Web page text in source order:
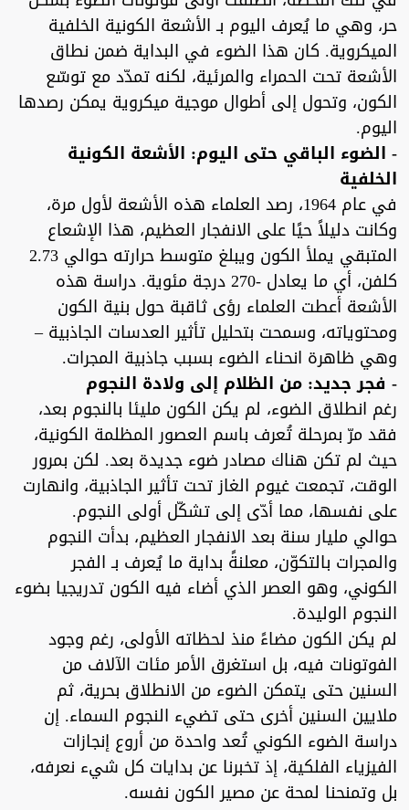
حر، وهي ما يُعرف اليوم بـ الأشعة الكونية الخلفية
الميكروية. كان هذا الضوء في البداية ضمن نطاق
الأشعة تحت الحمراء والمرئية، لكنه تمدّد مع توسّع
الكون، وتحول إلى أطوال موجية ميكروية يمكن رصدها
اليوم.
- الضوء الباقي حتى اليوم: الأشعة الكونية
الخلفية
في عام 1964، رصد العلماء هذه الأشعة لأول مرة،
وكانت دليلاً حيًا على الانفجار العظيم، هذا الإشعاع
المتبقي يملأ الكون ويبلغ متوسط حرارته حوالي 2.73
كلفن، أي ما يعادل -270 درجة مئوية. دراسة هذه
الأشعة أعطت العلماء رؤى ثاقبة حول بنية الكون
ومحتوياته، وسمحت بتحليل تأثير العدسات الجاذبية –
وهي ظاهرة انحناء الضوء بسبب جاذبية المجرات.
- فجر جديد: من الظلام إلى ولادة النجوم
رغم انطلاق الضوء، لم يكن الكون مليئا بالنجوم بعد،
فقد مرّ بمرحلة تُعرف باسم العصور المظلمة الكونية،
حيث لم تكن هناك مصادر ضوء جديدة بعد. لكن بمرور
الوقت، تجمعت غيوم الغاز تحت تأثير الجاذبية، وانهارت
على نفسها، مما أدّى إلى تشكّل أولى النجوم.
حوالي مليار سنة بعد الانفجار العظيم، بدأت النجوم
والمجرات بالتكوّن، معلنةً بداية ما يُعرف بـ الفجر
الكوني، وهو العصر الذي أضاء فيه الكون تدريجيا بضوء
النجوم الوليدة.
لم يكن الكون مضاءً منذ لحظاته الأولى، رغم وجود
الفوتونات فيه، بل استغرق الأمر مئات الآلاف من
السنين حتى يتمكن الضوء من الانطلاق بحرية، ثم
ملايين السنين أخرى حتى تضيء النجوم السماء. إن
دراسة الضوء الكوني تُعد واحدة من أروع إنجازات
الفيزياء الفلكية، إذ تخبرنا عن بدايات كل شيء نعرفه،
بل وتمنحنا لمحة عن مصير الكون نفسه.